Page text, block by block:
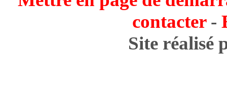
contacter-
Site réalisé